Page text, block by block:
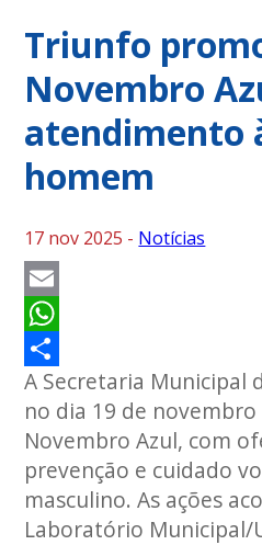
Triunfo
Novembro
atendimento
homem
17 nov 2025 - Notícias
Email
WhatsApp
Share
A Secretaria Municipal
no dia 19 de
Novembro Azul, com
prevenção e cuidado
masculino. As ações
Laboratório Municipal/